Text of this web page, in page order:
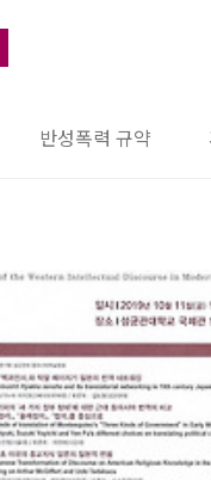
반성폭력 규약